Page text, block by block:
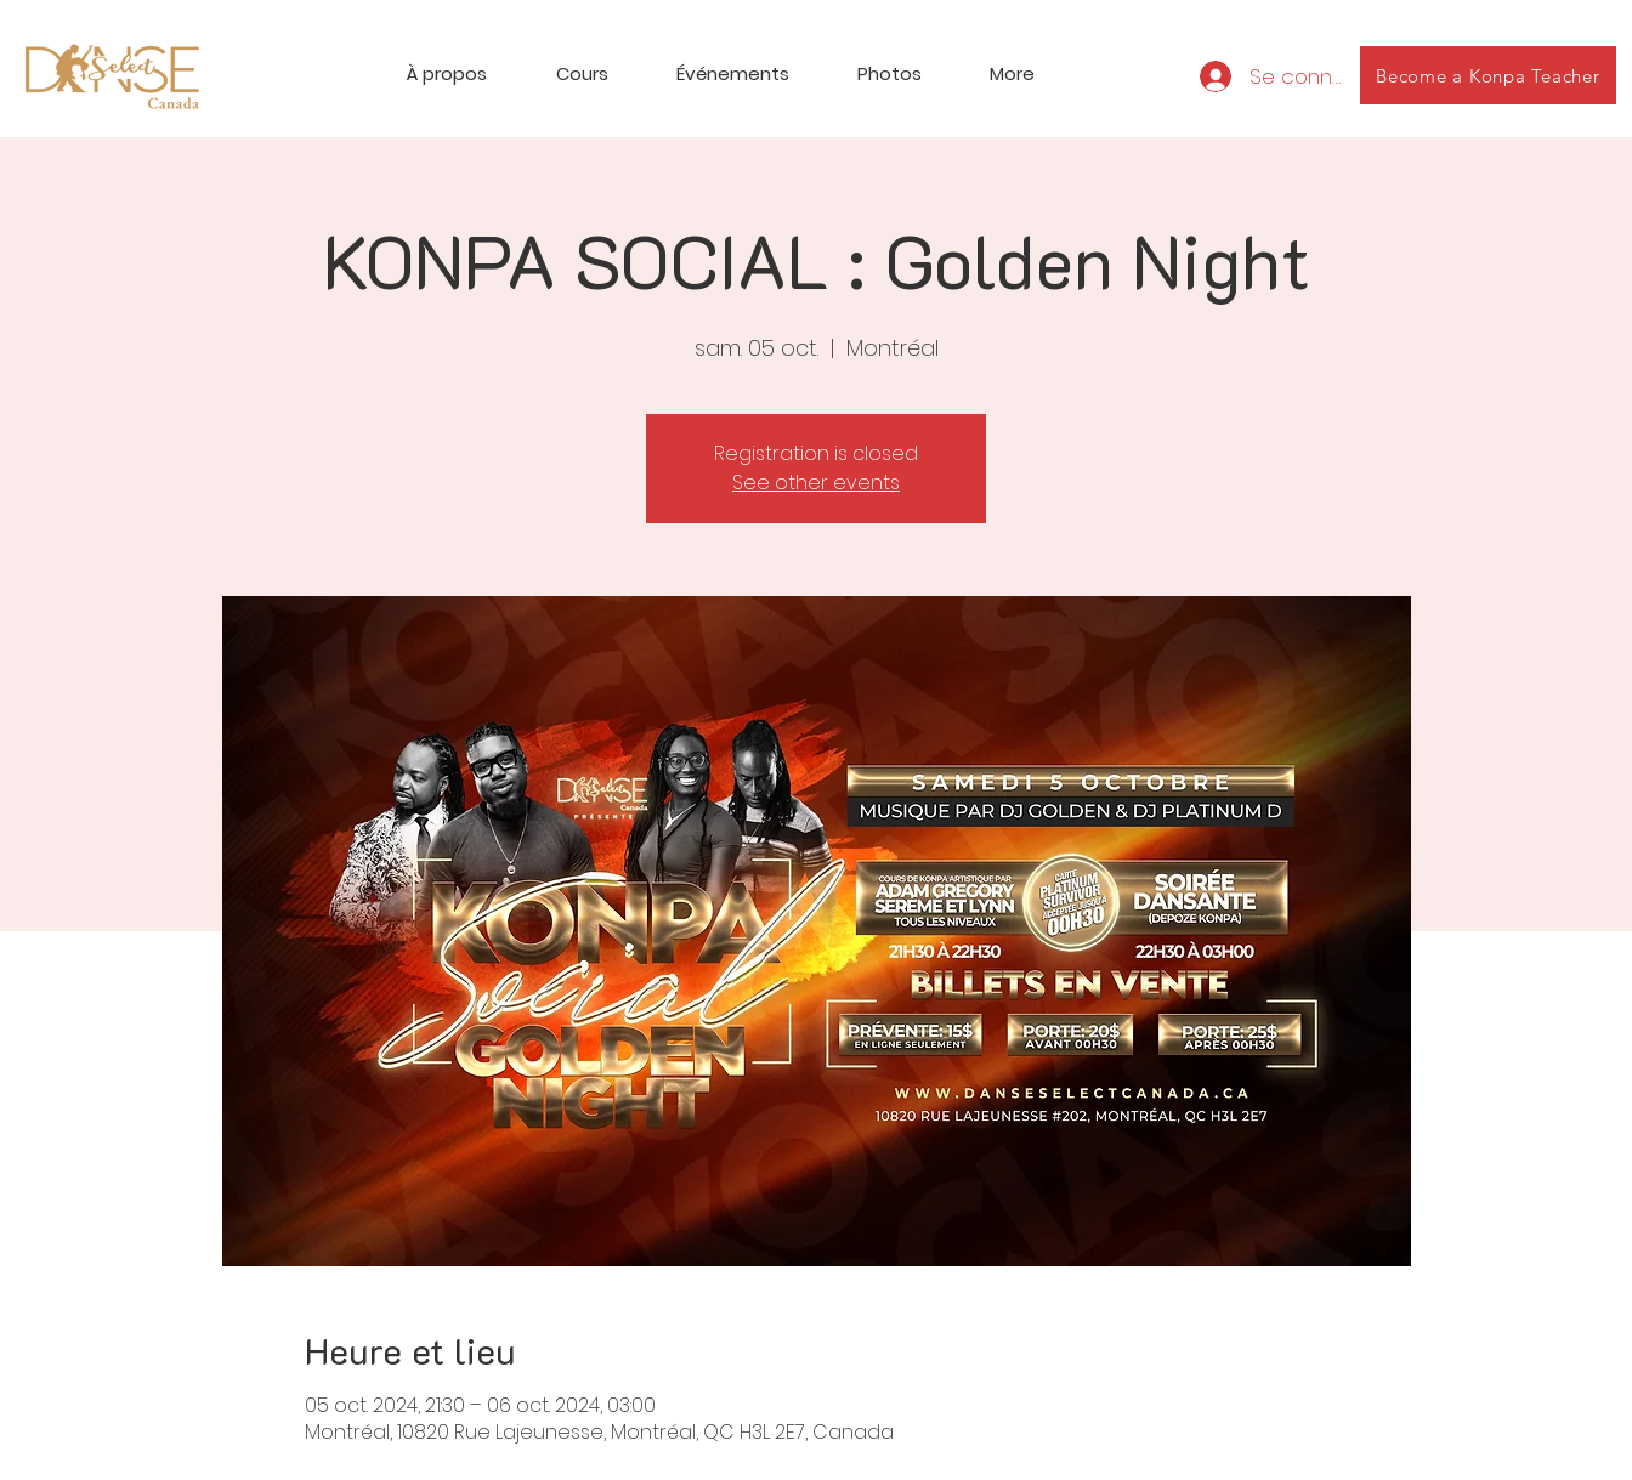
À propos Cours Événements Photos More Se connecterBecome a Konpa Teacher
KONPA SOCIAL : Golden Night
sam. 05 oct.
  |
Montréal
Registration is closed
See other events
Heure et lieu
05 oct. 2024, 21:30 – 06 oct. 2024, 03:00
Montréal, 10820 Rue Lajeunesse, Montréal, QC H3L 2E7, Canada